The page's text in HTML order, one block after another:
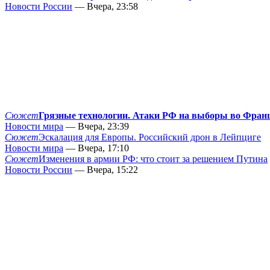
Новости России — Вчера, 23:58
СюжетГрязные технологии. Атаки РФ на выборы во
Новости мира — Вчера, 23:39
СюжетЭскалация для Европы. Российский дрон в Лейпциге
Новости мира — Вчера, 17:10
СюжетИзменения в армии РФ: что стоит за решением Путина
Новости России — Вчера, 15:22